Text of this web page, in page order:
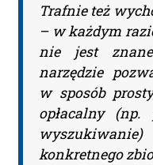
o
Teraz
Trafnie też
– w każdym
nie jest
narzędzie
w sposób
opłacalny (np.
konkretnego